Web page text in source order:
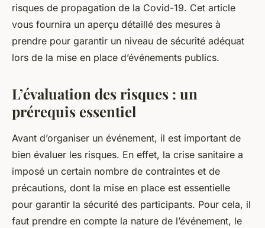
Laura•10 mars 2024•5 min de lecture
risques de propagation de la Covid-19. Cet article
vous fournira un aperçu détaillé des mesures à
prendre pour garantir un niveau de sécurité adéquat
lors de la mise en place d’événements publics.
L’évaluation des risques : un
prérequis essentiel
Avant d’organiser un événement, il est important de
bien évaluer les risques. En effet, la crise sanitaire a
imposé un certain nombre de contraintes et de
précautions, dont la mise en place est essentielle
pour garantir la sécurité des participants. Pour cela, il
faut prendre en compte la nature de l’événement, le